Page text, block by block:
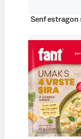
Senf estragon